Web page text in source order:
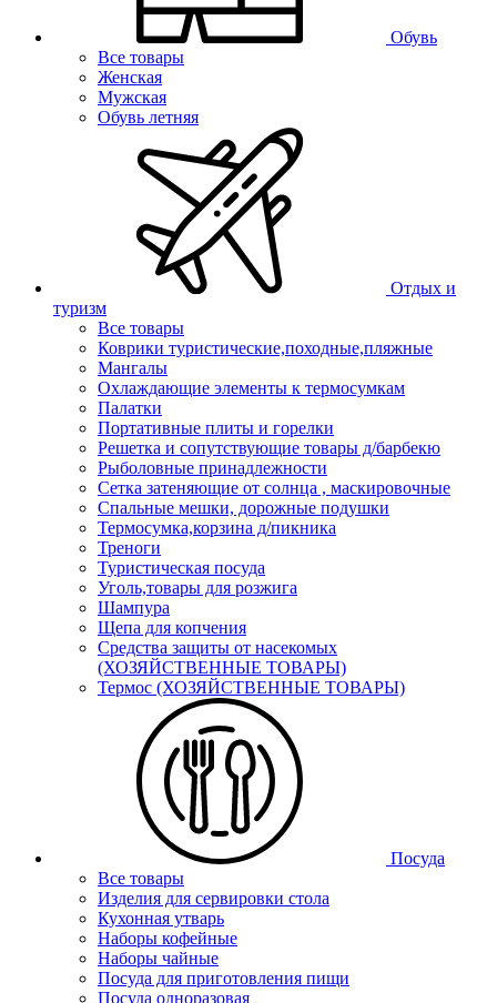
Обувь
Все товары
Женская
Мужская
Обувь летняя
Отдых и
туризм
Все товары
Коврики туристические,походные,пляжные
Мангалы
Охлаждающие элементы к термосумкам
Палатки
Портативные плиты и горелки
Решетка и сопутствующие товары д/барбекю
Рыболовные принадлежности
Сетка затеняющие от солнца , маскировочные
Спальные мешки, дорожные подушки
Термосумка,корзина д/пикника
Треноги
Туристическая посуда
Уголь,товары для розжига
Шампура
Щепа для копчения
Средства защиты от насекомых
(ХОЗЯЙСТВЕННЫЕ ТОВАРЫ)
Термос (ХОЗЯЙСТВЕННЫЕ ТОВАРЫ)
Посуда
Все товары
Изделия для сервировки стола
Кухонная утварь
Наборы кофейные
Наборы чайные
Посуда для приготовления пищи
Посуда одноразовая